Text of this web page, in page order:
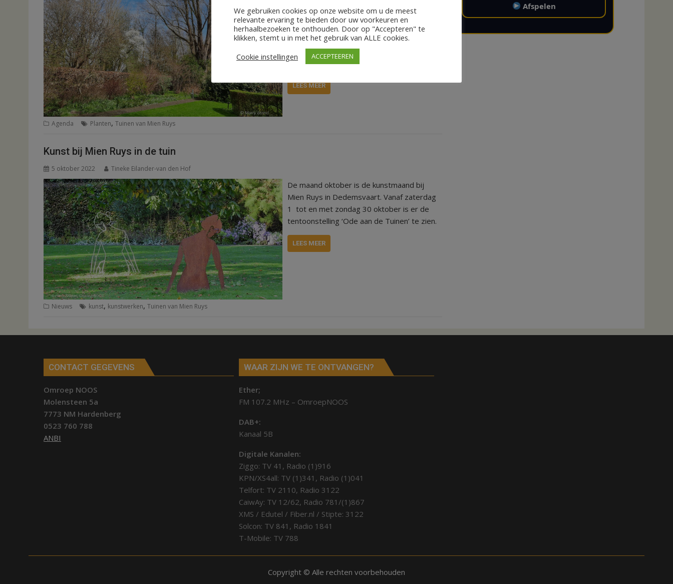
dat het voorjaar nu echt is begonnen. Voor
velen is het voorjaar een mooi moment om
de Tuinen te gaan bezoeken. Daarom wordt
zondag 23 april, vanaf 12.00 uur, weer een
Vaste planten infodag gehouden.
LEES MEER
Agenda Planten, Tuinen van Mien Ruys
Kunst bij Mien Ruys in de tuin
5 oktober 2022 Tineke Eilander-van den Hof
De maand oktober is de kunstmaand bij
Mien Ruys in Dedemsvaart. Vanaf zaterdag
1 tot en met zondag 30 oktober is er de
tentoonstelling ‘Ode aan de Tuinen’ te zien.
LEES MEER
Nieuws kunst, kunstwerken, Tuinen van Mien Ruys
Afspelen
CONTACT GEGEVENS
Omroep NOOS
Molensteen 5a
7773 NM Hardenberg
0523 760 788
ANBI
WAAR ZIJN WE TE ONTVANGEN?
Ether;
FM 107.2 MHz – OmroepNOOS
DAB+:
Kanaal 5B
Digitale Kanalen:
Ziggo: TV 41, Radio (1)916
KPN/XS4all: TV (1)341, Radio (1)041
Telfort: TV 2110, Radio 3122
CaiwAy: TV 12/62, Radio 781/(1)867
XMS / Edutel / Fiber.nl / Stipte: 3122
Solcon: TV 841, Radio 1841
T-Mobile: TV 788
Copyright © Alle rechten voorbehouden
We gebruiken cookies op onze website om u de meest
relevante ervaring te bieden door uw voorkeuren en
herhaalbezoeken te onthouden. Door op "Accepteren" te
klikken, stemt u in met het gebruik van ALLE cookies.
Cookie instellingen
ACCEPTEEREN